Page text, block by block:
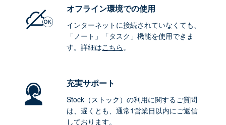
オフライン環境での使用
インターネットに接続されていなくても、
「ノート」「タスク」機能を使用できま
す。詳細はこちら。
充実サポート
Stock（ストック）の利用に関するご質問
は、遅くとも、通常1営業日以内にご返信
しております。